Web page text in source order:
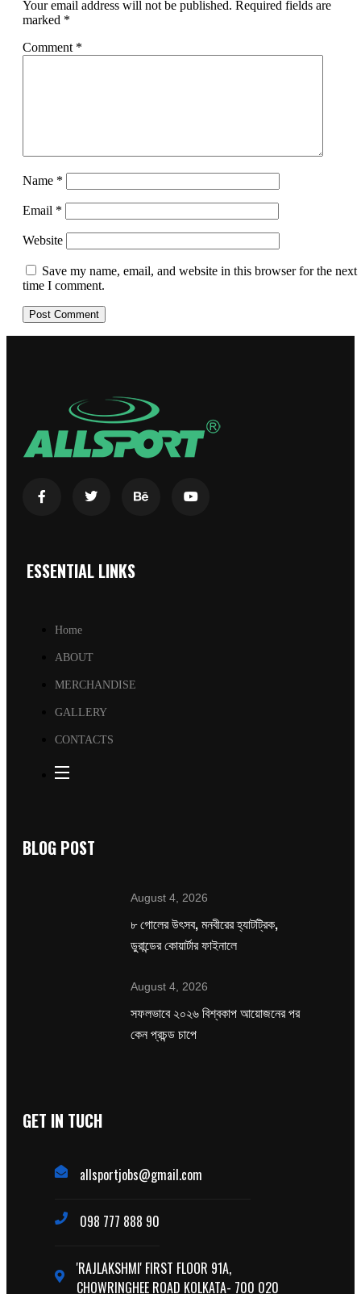
Your email address will not be published. Required fields are
marked *
Comment *
Name *
Email *
Website
Save my name, email, and website in this browser for the next
time I comment.
ESSENTIAL LINKS
Home
ABOUT
MERCHANDISE
GALLERY
CONTACTS
BLOG POST
August 4, 2026
৮ গোলের উৎসব, মনবীরের হ্যাটট্রিক,
ডুরান্ডের কোয়ার্টার ফাইনালে
August 4, 2026
সফলভাবে ২০২৬ বিশ্বকাপ আয়োজনের পর
কেন প্রচন্ড চাপে
GET IN TUCH
allsportjobs@gmail.com
098 777 888 90
'RAJLAKSHMI' FIRST FLOOR 91A,
CHOWRINGHEE ROAD KOLKATA- 700 020